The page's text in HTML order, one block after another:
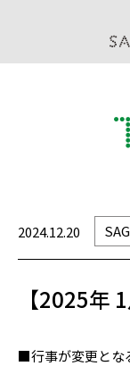
2024.12.20
【2025年
■行事が変更とな